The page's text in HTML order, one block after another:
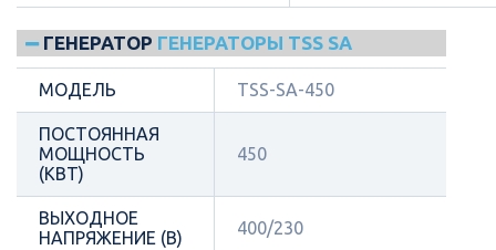
ГЕНЕРАТОР ГЕНЕРАТОРЫ TSS SA
МОДЕЛЬ TSS-SA-450
ПОСТОЯННАЯ
МОЩНОСТЬ
(КВТ)
450
ВЫХОДНОЕ
НАПРЯЖЕНИЕ (В)
400/230